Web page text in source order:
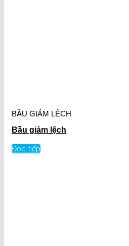
BẦU GIẢM LỆCH
Bầu giảm lệch
Đọc tiếp